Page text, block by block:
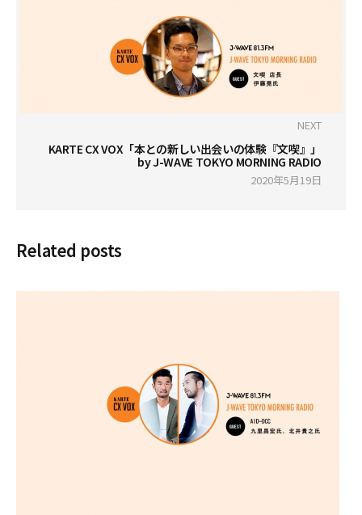
NEXT
KARTE CX VOX「本との新しい出会いの体験『文喫』」
by J-WAVE TOKYO MORNING RADIO
2020年5月19日
Related posts